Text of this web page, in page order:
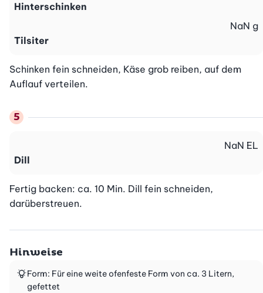
Hinterschinken
Tilsiter
NaN g
Schinken fein schneiden, Käse grob reiben, auf dem
Auflauf verteilen.
Dill
NaN EL
Fertig backen: ca. 10 Min. Dill fein schneiden,
darüberstreuen.
Hinweise
Form: Für eine weite ofenfeste Form von ca. 3 Litern,
gefettet